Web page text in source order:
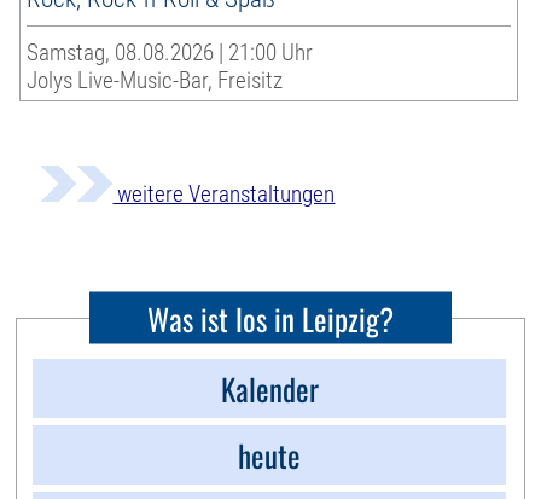
Samstag, 08.08.2026 | 21:00 Uhr
Jolys Live-Music-Bar, Freisitz
weitere Veranstaltungen
Was ist los in Leipzig?
Kalender
heute